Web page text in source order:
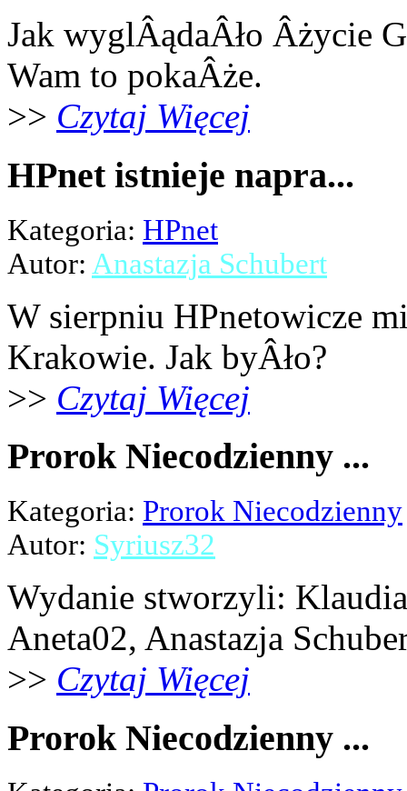
Jak wyglÂądaÂło Âżycie
Wam to pokaÂże.
>> Czytaj Więcej
HPnet istnieje napra...
Kategoria: HPnet
Autor: Anastazja Schubert
W sierpniu HPnetowicze
Krakowie. Jak byÂło?
>> Czytaj Więcej
Prorok Niecodzienny ...
Kategoria: Prorok Niecodzienny
Autor: Syriusz32
Wydanie stworzyli:
Aneta02, Anastazja
>> Czytaj Więcej
Prorok Niecodzienny ...